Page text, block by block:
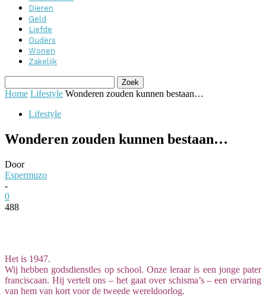
Dieren
Geld
Liefde
Ouders
Wonen
Zakelijk
Home Lifestyle Wonderen zouden kunnen bestaan…
Lifestyle
Wonderen zouden kunnen bestaan…
Door
Espermuzo
-
0
488
Het is 1947.
Wij hebben godsdienstles op school. Onze leraar is een jonge pater
franciscaan. Hij vertelt ons – het gaat over schisma’s – een ervaring
van hem van kort voor de tweede wereldoorlog.